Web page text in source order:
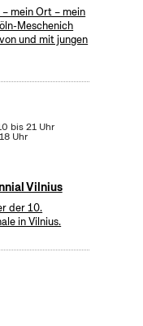
mein Ort – mein
Meschenich
und mit jungen
bis 21 Uhr
Uhr
Vilnius
der 10.
in Vilnius.